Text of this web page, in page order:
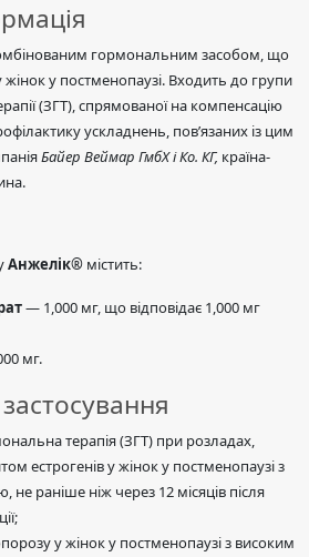
гормональним засобом, що
жінок у постменопаузі. Входить до групи
(ЗГТ), спрямованої на компенсацію
ускладнень, пов’язаних із цим
Байер Веймар ГмбХ і Ко. КГ, країна-
Анжелік® містить:
— 1,000 мг, що відповідає 1,000 мг
мг.
терапія (ЗГТ) при розладах,
естрогенів у жінок у постменопаузі з
раніше ніж через 12 місяців після
у жінок у постменопаузі з високим